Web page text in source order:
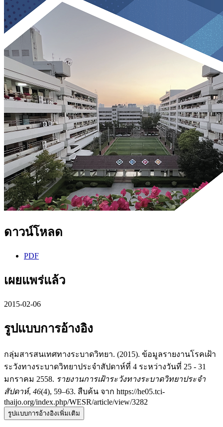
ดาวน์โหลด
PDF
เผยแพร่แล้ว
2015-02-06
รูปแบบการอ้างอิง
กลุ่มสารสนเทศทางระบาดวิทยา. (2015). ข้อมูลรายงานโรคเฝ้า
ระวังทางระบาดวิทยาประจำสัปดาห์ที่ 4 ระหว่างวันที่ 25 - 31
มกราคม 2558. รายงานการเฝ้าระวังทางระบาดวิทยาประจำ
สัปดาห์, 46(4), 59–63. สืบค้น จาก https://he05.tci-
thaijo.org/index.php/WESR/article/view/3282
รูปแบบการอ้างอิงเพิ่มเติม